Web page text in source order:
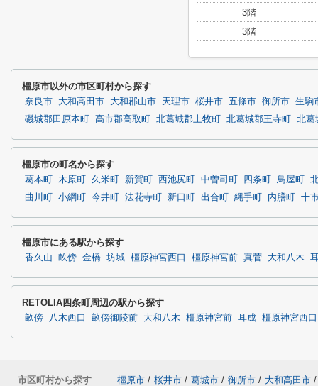
3階
3階
橿原市以外の市区町村から探す
奈良市 大和高田市 大和郡山市 天理市 桜井市 五條市 御所市 生駒
磯城郡田原本町
高市郡高取町 北葛城郡上牧町 北葛城郡王寺町 北葛
橿原市の町名から探す
葛本町 木原町 久米町 新賀町 西池尻町 中曽司町 四条町 鳥屋町
曲川町
小綱町 今井町 法花寺町 新口町 出合町 縄手町 内膳町 十
橿原市にある駅から探す
香久山 畝傍 金橋 坊城 橿原神宮西口 橿原神宮前 真菅 大和八木
RETOLIA四条町周辺の駅から探す
畝傍 八木西口 畝傍御陵前 大和八木 橿原神宮前 耳成 橿原神宮西口
市区町村から探す 橿原市 / 桜井市 / 葛城市 / 御所市 / 大和高田市 /